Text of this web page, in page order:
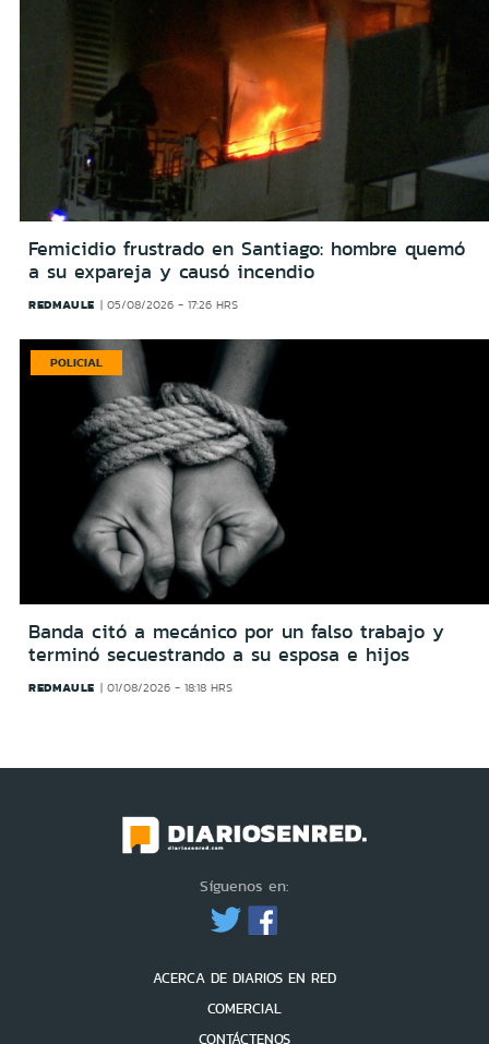
Femicidio frustrado en Santiago: hombre quemó
a su expareja y causó incendio
REDMAULE 05/08/2026 - 17:26 HRS
POLICIAL
Banda citó a mecánico por un falso trabajo y
terminó secuestrando a su esposa e hijos
REDMAULE 01/08/2026 - 18:18 HRS
Síguenos en:
ACERCA DE DIARIOS EN RED
COMERCIAL
CONTÁCTENOS